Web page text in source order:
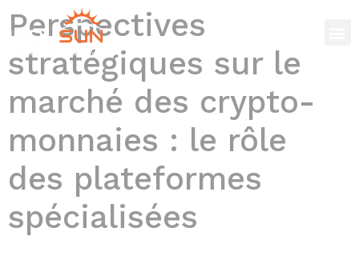
Perspectives
stratégiques sur le
marché des crypto-
monnaies : le rôle
des plateformes
spécialisées